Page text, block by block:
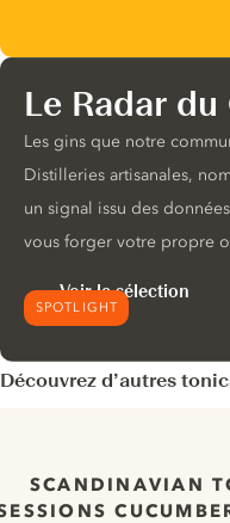
SPOTLIGHT
Le Radar du
Les gins que notre
Distilleries artisanales,
un signal issu des
vous forger votre propre
Voir la sélection
Découvrez d’autres
SCANDINAVIAN